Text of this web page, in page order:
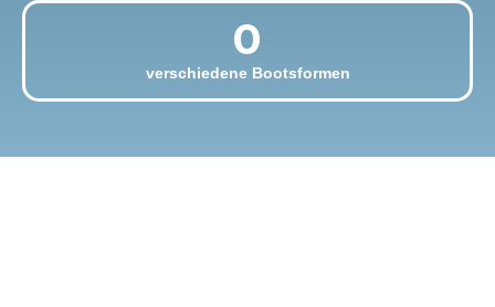
verschiedene Bootsformen
0